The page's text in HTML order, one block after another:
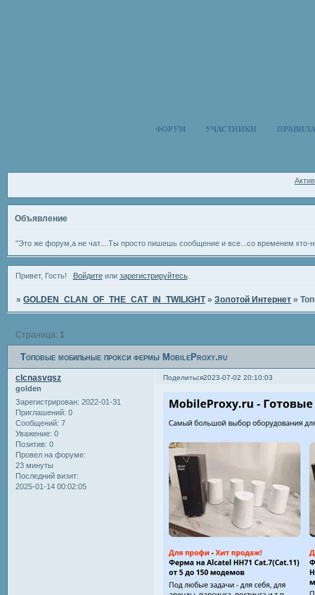
ФОРУМ УЧАСТНИКИ ПРАВИЛА
Объявление
"Это же форум,а не чат....Ты просто пишешь сообщение и все...со временем
Привет, Гость! Войдитеили зарегистрируйтесь.
»GOLDEN_CLAN_OF_THE_CAT_IN_TWILIGHT »Золотой Интернет »
Топовые мобильные прокси фермы MobileProxy.ru
Страница: 1
Поделиться2023-07-02 20:10:03
clcnasvqsz
golden
Зарегистрирован: 2022-01-31
Приглашений: 0
Сообщений: 7
Уважение: 0
Позитив: 0
Провел на форуме:
23 минуты
Последний визит:
2025-01-14 00:02:05